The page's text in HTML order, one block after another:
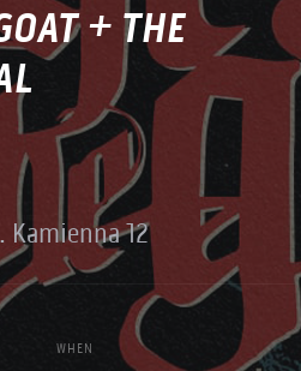
+ THE
Kamienna 12
WHEN